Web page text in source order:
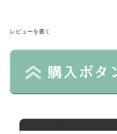
レビューを書く